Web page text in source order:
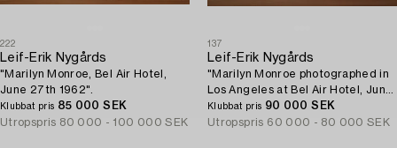
222
Leif-Erik Nygårds
"Marilyn Monroe, Bel Air Hotel,
June 27th 1962".
Klubbat pris 85 000 SEK
Utropspris 80 000 - 100 000 SEK
137
Leif-Erik Nygårds
"Marilyn Monroe photographed in
Los Angeles at Bel Air Hotel, June
27th 1962".
Klubbat pris 90 000 SEK
Utropspris 60 000 - 80 000 SEK